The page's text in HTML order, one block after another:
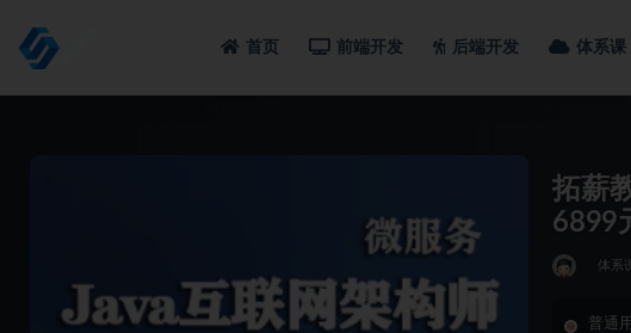
首页 前端开发 后端开发 体系课
拓薪
6899
体系
普通